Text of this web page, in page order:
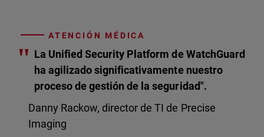
ATENCIÓN MÉDICA
" La Unified Security Platform de WatchGuard
ha agilizado significativamente nuestro
proceso de gestión de la seguridad".
Danny Rackow, director de TI de Precise
Imaging